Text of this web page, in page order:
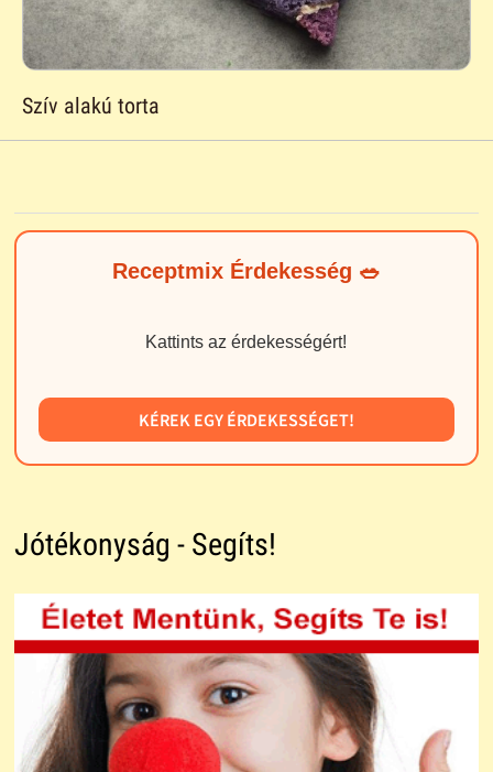
Szív alakú torta
Receptmix Érdekesség 🥗
Kattints az érdekességért!
KÉREK EGY ÉRDEKESSÉGET!
Jótékonyság - Segíts!